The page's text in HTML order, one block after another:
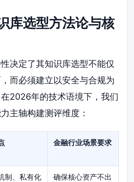
库选型方法论与核
决定了其知识库选型不能仅
而必须建立以安全与合规为
2026年的技术语境下，我们
主轴构建测评维度：
金融行业场景要求
制、私有化
确保核心资产不出